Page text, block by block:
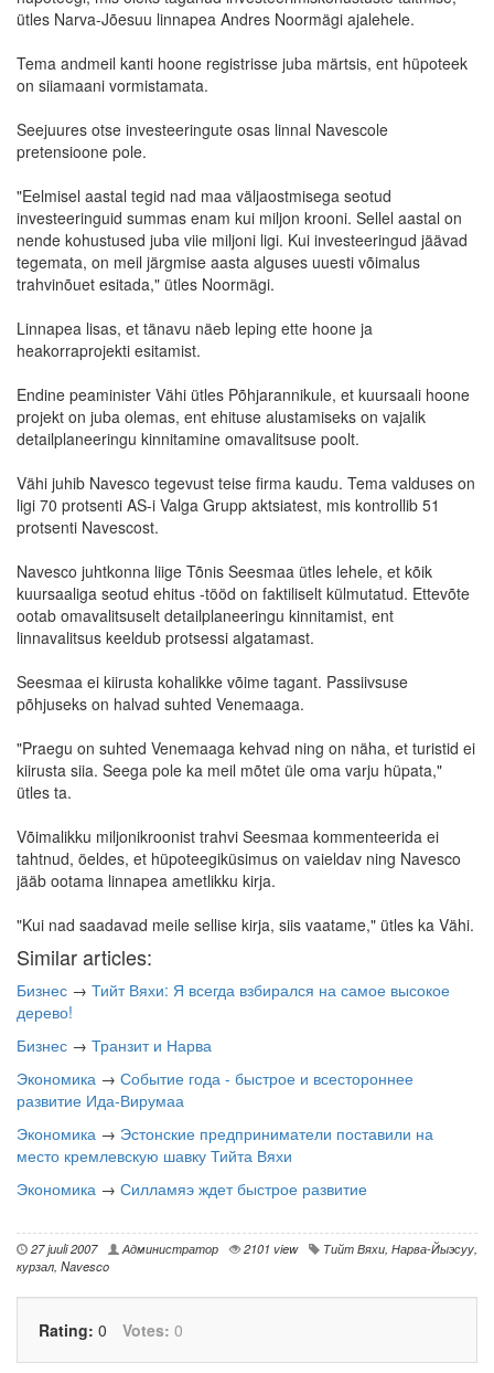
ütles Narva-Jõesuu linnapea Andres Noormägi ajalehele.
Tema andmeil kanti hoone registrisse juba märtsis, ent hüpoteek
on siiamaani vormistamata.
Seejuures otse investeeringute osas linnal Navescole
pretensioone pole.
"Eelmisel aastal tegid nad maa väljaostmisega seotud
investeeringuid summas enam kui miljon krooni. Sellel aastal on
nende kohustused juba viie miljoni ligi. Kui investeeringud jäävad
tegemata, on meil järgmise aasta alguses uuesti võimalus
trahvinõuet esitada," ütles Noormägi.
Linnapea lisas, et tänavu näeb leping ette hoone ja
heakorraprojekti esitamist.
Endine peaminister Vähi ütles Põhjarannikule, et kuursaali hoone
projekt on juba olemas, ent ehituse alustamiseks on vajalik
detailplaneeringu kinnitamine omavalitsuse poolt.
Vähi juhib Navesco tegevust teise firma kaudu. Tema valduses on
ligi 70 protsenti AS-i Valga Grupp aktsiatest, mis kontrollib 51
protsenti Navescost.
Navesco juhtkonna liige Tõnis Seesmaa ütles lehele, et kõik
kuursaaliga seotud ehitus -tööd on faktiliselt külmutatud. Ettevõte
ootab omavalitsuselt detailplaneeringu kinnitamist, ent
linnavalitsus keeldub protsessi algatamast.
Seesmaa ei kiirusta kohalikke võime tagant. Passiivsuse
põhjuseks on halvad suhted Venemaaga.
"Praegu on suhted Venemaaga kehvad ning on näha, et turistid ei
kiirusta siia. Seega pole ka meil mõtet üle oma varju hüpata,"
ütles ta.
Võimalikku miljonikroonist trahvi Seesmaa kommenteerida ei
tahtnud, öeldes, et hüpoteegiküsimus on vaieldav ning Navesco
jääb ootama linnapea ametlikku kirja.
"Kui nad saadavad meile sellise kirja, siis vaatame," ütles ka Vähi.
Similar articles:
Бизнес → Тийт Вяхи: Я всегда взбирался на самое высокое
дерево!
Бизнес → Транзит и Нарва
Экономика → Событие года - быстрое и всестороннее
развитие Ида-Вирумаа
Экономика → Эстонские предприниматели поставили на
место кремлевскую шавку Тийта Вяхи
Экономика → Силламяэ ждет быстрое развитие
27 juuli 2007 Администратор 2101 view Тийт Вяхи, Нарва-Йыэсуу,
курзал, Navesco
Rating: 0 Votes: 0